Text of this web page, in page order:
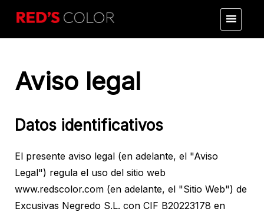
RED'S COLOR
Productos de peluquería y estética profesional: tintes,
coloración, tratamientos y cuidados para el cabello.
Aviso legal
Datos identificativos
El presente aviso legal (en adelante, el "Aviso
Legal") regula el uso del sitio web
www.redscolor.com (en adelante, el "Sitio Web") de
Excusivas Negredo S.L. con CIF B20223178 en